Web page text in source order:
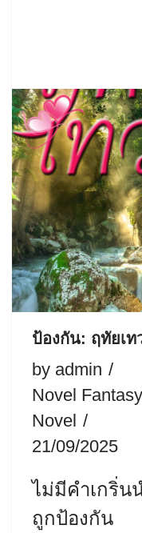
ป้องกัน: ฤทัยเท
by admin
Novel Fantasy
Novel
21/09/2025
ไม่มีคำเกริ่น
ถูกป้องกัน